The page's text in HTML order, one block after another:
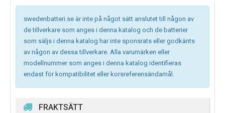
swedenbatteri.se är inte på något sätt anslutet till någon av
de tillverkare som anges i denna katalog och de batterier
som säljs i denna katalog har inte sponsrats eller godkänts
av någon av dessa tillverkare. Alla varumärken eller
modellnummer som anges i denna katalog identifieras
endast för kompatibilitet eller korsreferensändamål.
FRAKTSÄTT